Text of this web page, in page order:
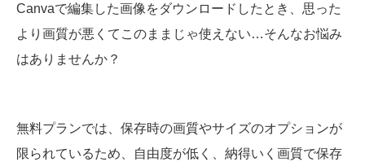
Canvaで編集した画像をダウンロードしたとき、思った
より画質が悪くてこのままじゃ使えない…そんなお悩み
はありませんか？
無料プランでは、保存時の画質やサイズのオプションが
限られているため、自由度が低く、納得いく画質で保存